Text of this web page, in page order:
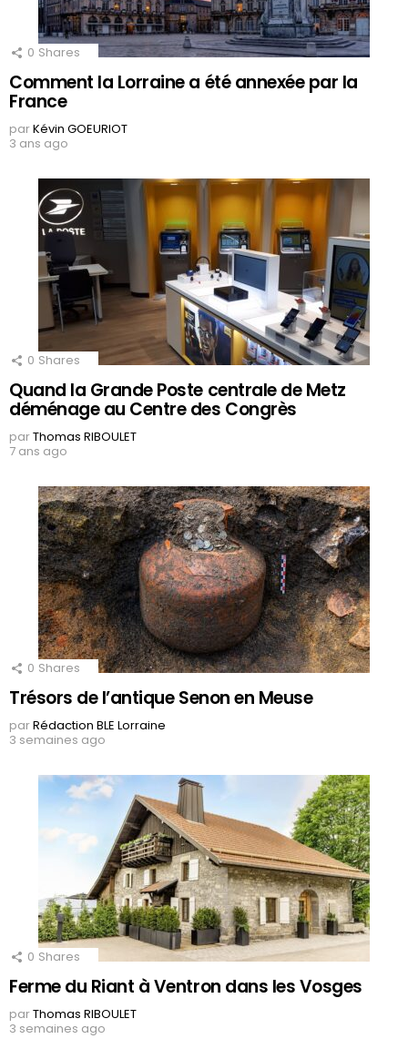
0 Shares
Comment la Lorraine a été annexée par la
France
parKévin GOEURIOT
3 ans ago
0 Shares
Quand la Grande Poste centrale de Metz
déménage au Centre des Congrès
parThomas RIBOULET
7 ans ago
0 Shares
Trésors de l’antique Senon en Meuse
parRédaction BLE Lorraine
3 semaines ago
0 Shares
Ferme du Riant à Ventron dans les Vosges
parThomas RIBOULET
3 semaines ago